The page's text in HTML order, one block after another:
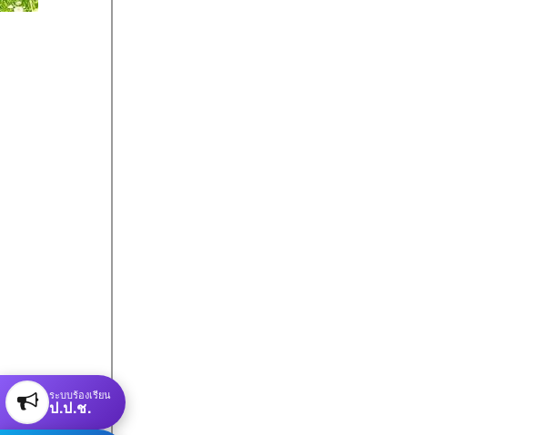
ระบบร้องเรียน
ป.ป.ช.